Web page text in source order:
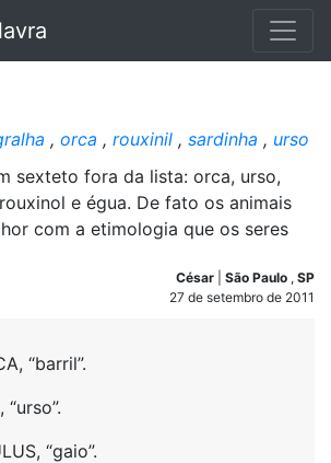
, orca , rouxinil , sardinha , urso
sexteto fora da lista: orca, urso,
e égua. De fato os animais
com a etimologia que os seres
César São Paulo , SP
27 de setembro de 2011
“barril”.
“gaio”.